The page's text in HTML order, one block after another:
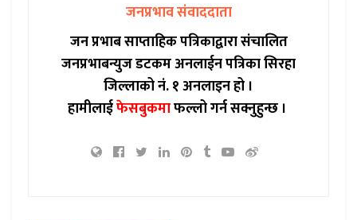
जनप्रभाव संवाददाता
जन प्रभाब साप्ताहिक पत्रिकाद्वारा संचालित
जनप्रभाबन्युज डटकम अनलाईन पत्रिका सिरहा
जिल्लाको नं. १ अनलाइन हो ।
हामीलाईफेसबुकमाफल्लो गर्न सक्नुहुन्छ ।